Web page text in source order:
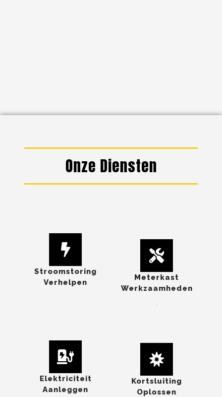
Onze Diensten
Stroomstoring
Verhelpen
Meterkast
Werkzaamheden
Elektriciteit
Aanleggen
Kortsluiting
Oplossen